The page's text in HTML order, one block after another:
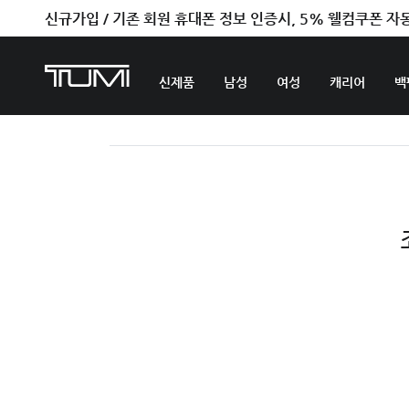
신규가입 / 기존 회원 휴대폰 정보 인증시, 5% 웰컴쿠폰 자
신제품 남성 여성 캐리어